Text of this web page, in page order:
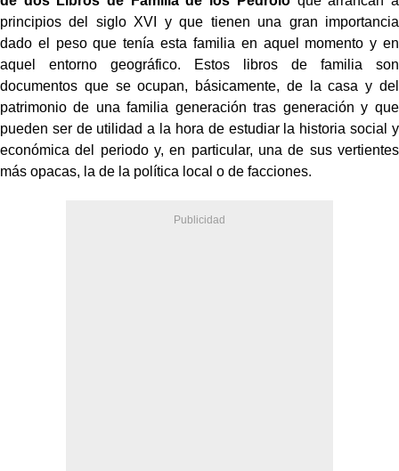
principios del siglo XVI y que tienen una gran importancia
dado el peso que tenía esta familia en aquel momento y en
aquel entorno geográfico. Estos libros de familia son
documentos que se ocupan, básicamente, de la casa y del
patrimonio de una familia generación tras generación y que
pueden ser de utilidad a la hora de estudiar la historia social y
económica del periodo y, en particular, una de sus vertientes
más opacas, la de la política local o de facciones.